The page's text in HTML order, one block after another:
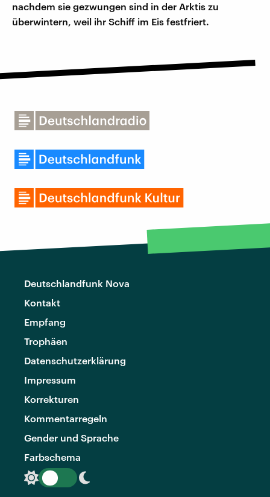
nachdem sie gezwungen sind in der Arktis zu
überwintern, weil ihr Schiff im Eis festfriert.
Deutschlandfunk Nova
Kontakt
Empfang
Trophäen
Datenschutzerklärung
Impressum
Korrekturen
Kommentarregeln
Gender und Sprache
Farbschema